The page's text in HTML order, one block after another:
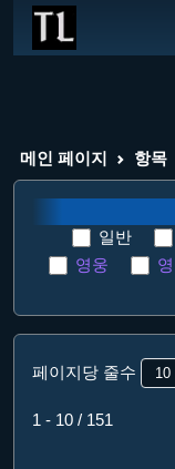
메인 페이지 항목
일반
영웅
페이지당 줄수
1 - 10 / 151